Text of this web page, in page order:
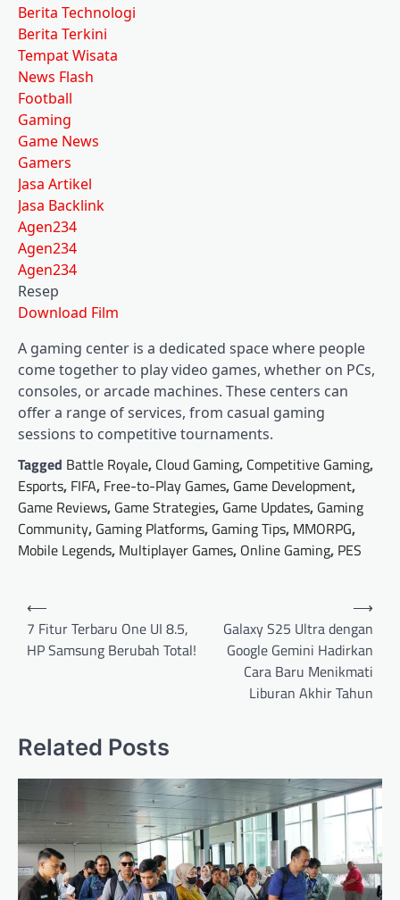
Berita Technologi
Berita Terkini
Tempat Wisata
News Flash
Football
Gaming
Game News
Gamers
Jasa Artikel
Jasa Backlink
Agen234
Agen234
Agen234
Resep
Download Film
A gaming center is a dedicated space where people
come together to play video games, whether on PCs,
consoles, or arcade machines. These centers can
offer a range of services, from casual gaming
sessions to competitive tournaments.
Tagged Battle Royale, Cloud Gaming, Competitive Gaming,
Esports, FIFA, Free-to-Play Games, Game Development,
Game Reviews, Game Strategies, Game Updates, Gaming
Community, Gaming Platforms, Gaming Tips, MMORPG,
Mobile Legends, Multiplayer Games, Online Gaming, PES
Post
navigation
⟵
7 Fitur Terbaru One UI 8.5,
HP Samsung Berubah Total!
Galaxy S25 Ultra dengan
Google Gemini Hadirkan
Cara Baru Menikmati
Liburan Akhir Tahun
⟶
Related Posts